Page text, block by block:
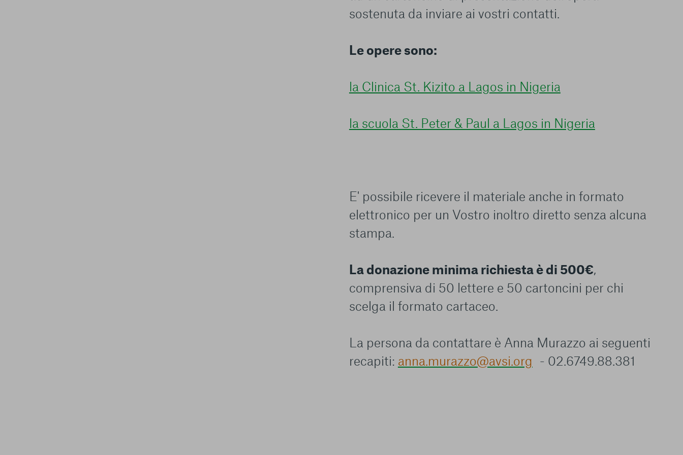
ulteriori informazioni, è possibile consultare la nostraUlteriori informazioni
Consenti tutti
sostenuta da inviare ai vostri contatti.
Le opere sono:
la Clinica St. Kizito a Lagos in Nigeria
la scuola St. Peter & Paul a Lagos in Nigeria
E' possibile ricevere il materiale anche in formato
elettronico per un Vostro inoltro diretto senza alcuna
stampa.
La donazione minima richiesta è di 500€,
comprensiva di 50 lettere e 50 cartoncini per chi
scelga il formato cartaceo.
La persona da contattare è Anna Murazzo ai seguenti
recapiti: anna.murazzo@avsi.org - 02.6749.88.381